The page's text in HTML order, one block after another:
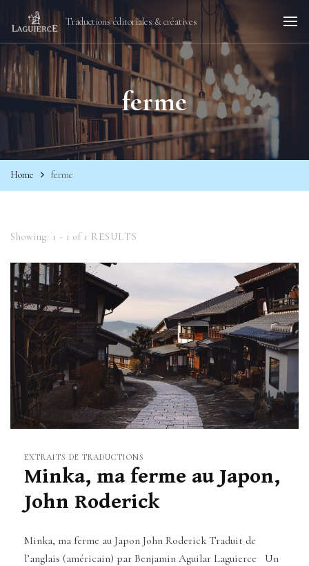
Traductions éditoriales & créatives
ferme
Home ferme
Showing: 1 - 1 of 1 RESULTS
EXTRAITS DE TRADUCTIONS
Minka, ma ferme au Japon,
John Roderick
Minka, ma ferme au Japon John Roderick Traduit de
l’anglais (américain) par Benjamin Aguilar Laguierce Un